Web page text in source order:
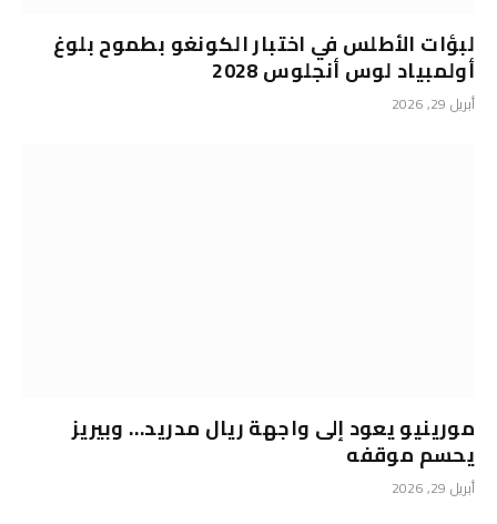
لبؤات الأطلس في اختبار الكونغو بطموح بلوغ
أولمبياد لوس أنجلوس 2028
أبريل 29, 2026
مورينيو يعود إلى واجهة ريال مدريد… وبيريز
يحسم موقفه
أبريل 29, 2026